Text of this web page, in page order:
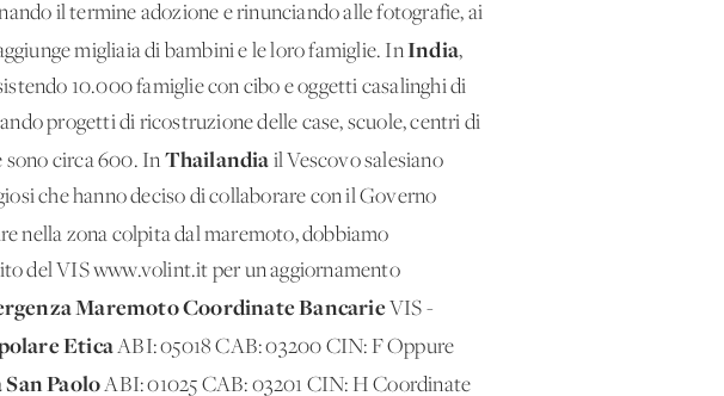
il termine adozione e rinunciando alle fotografie, ai
migliaia di bambini e le loro famiglie. InIndia,
10.000 famiglie con cibo e oggetti casalinghi di
progetti di ricostruzione delle case, scuole, centri di
sono circa 600. In Thailandia il Vescovo salesiano
che hanno deciso di collaborare con il Governo
nella zona colpita dal maremoto, dobbiamo
del VIS www.volint.it per un aggiornamento
MaremotoCoordinate Bancarie VIS -
EticaABI: 05018 CAB: 03200 CIN: F Oppure
PaoloABI: 01025 CAB: 03201 CIN: H Coordinate